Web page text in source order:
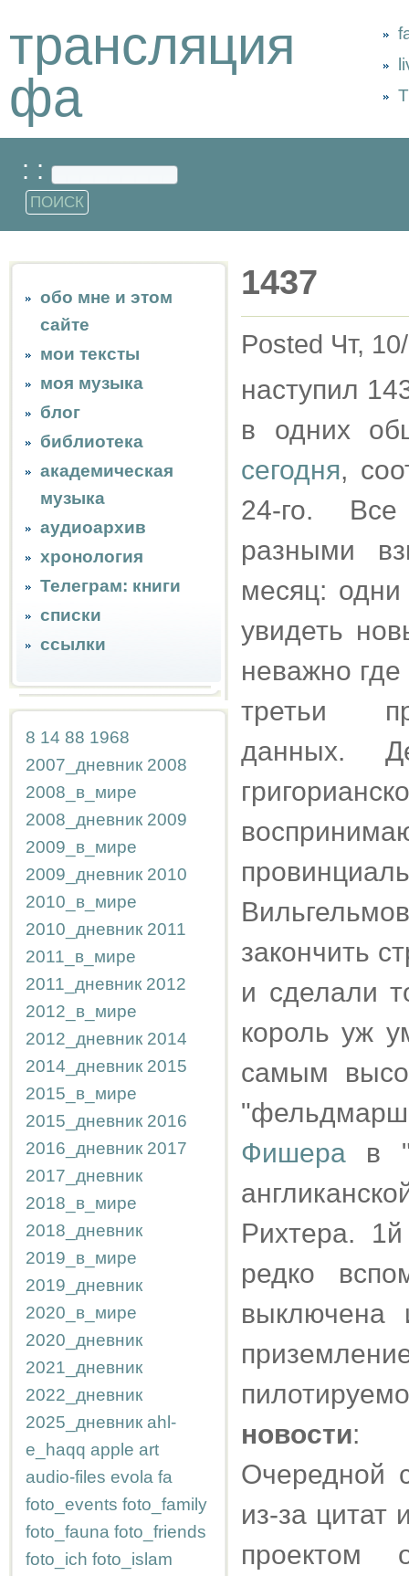
трансляция
фа
: :
обо мне и этом
сайте
мои тексты
моя музыка
блог
библиотека
академическая
музыка
аудиоархив
хронология
Телеграм: книги
списки
ссылки
8 14 88 1968
2007_дневник 2008
2008_в_мире
2008_дневник 2009
2009_в_мире
2009_дневник 2010
2010_в_мире
2010_дневник 2011
2011_в_мире
2011_дневник 2012
2012_в_мире
2012_дневник 2014
2014_дневник 2015
2015_в_мире
2015_дневник 2016
2016_дневник 2017
2017_дневник
2018_в_мире
2018_дневник
2019_в_мире
2019_дневник
2020_в_мире
2020_дневник
2021_дневник
2022_дневник
2025_дневник ahl-
e_haqq apple art
audio-files evola fa
foto_events foto_family
foto_fauna foto_friends
foto_ich foto_islam
1437
Posted Чт,
наступил
в одних
сегодня,
24-го. Все
разными
месяц:
увидеть
неважно где
третьи
данных.
закончить
и сделали
король уж
самым
Фишера в
Рихтера.
редко
новости:
Очередной
из-за цитат
проектом